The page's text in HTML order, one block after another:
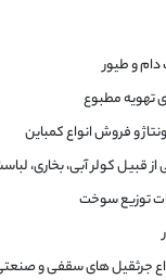
دام و طیور
تهویه مطبوع
و فروش انواع کمباین
از قبیل کولر آبی، بخاری،
توزیع سوخت
جرثقیل های سقفی و